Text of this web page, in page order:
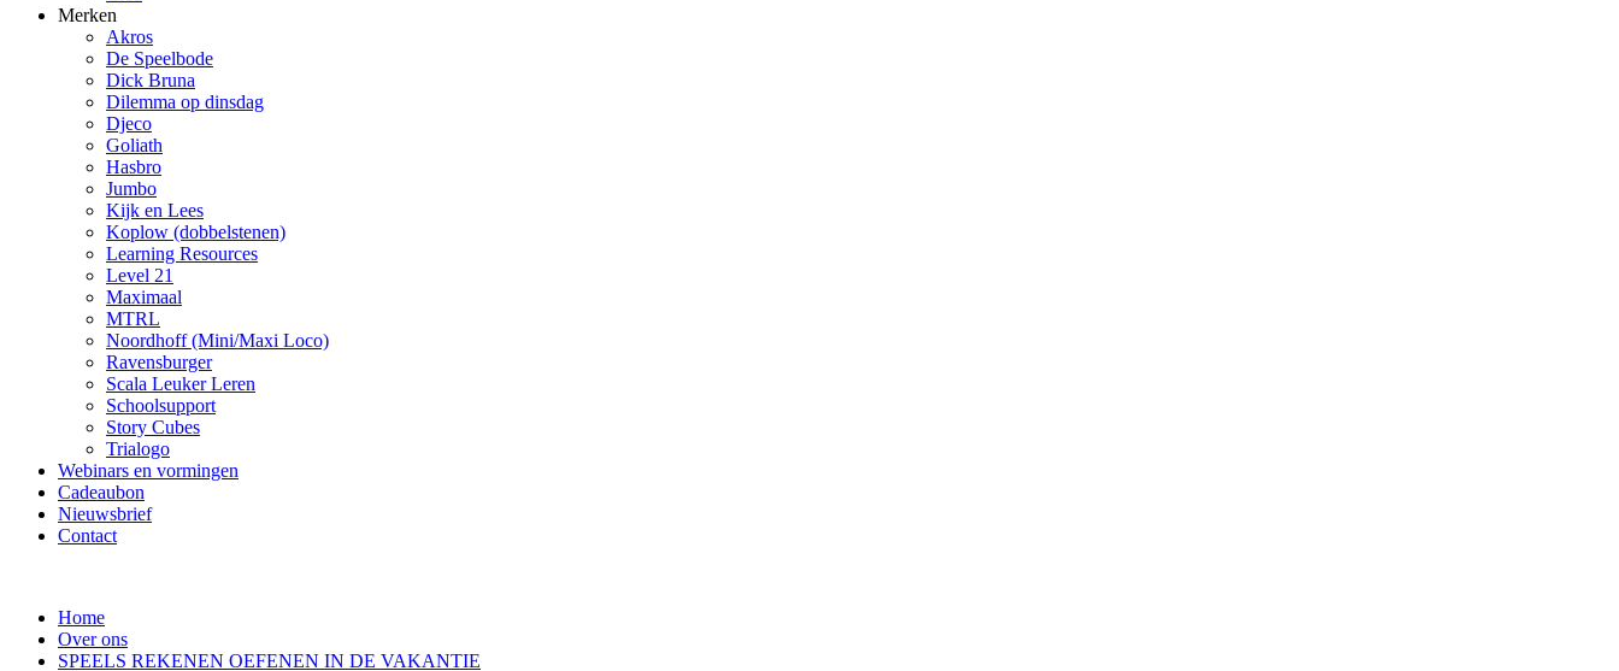
Merken
Akros
De Speelbode
Dick Bruna
Dilemma op dinsdag
Djeco
Goliath
Hasbro
Jumbo
Kijk en Lees
Koplow (dobbelstenen)
Learning Resources
Level 21
Maximaal
MTRL
Noordhoff (Mini/Maxi Loco)
Ravensburger
Scala Leuker Leren
Schoolsupport
Story Cubes
Trialogo
Webinars en vormingen
Cadeaubon
Nieuwsbrief
Contact
Home
Over ons
SPEELS REKENEN OEFENEN IN DE VAKANTIE